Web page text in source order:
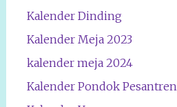
Kalender Dinding
Kalender Meja 2023
kalender meja 2024
Kalender Pondok Pesantren